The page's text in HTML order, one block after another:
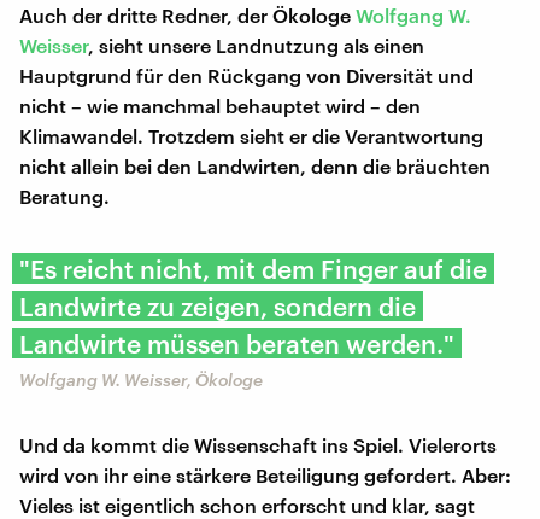
Auch der dritte Redner, der Ökologe Wolfgang W.
Weisser, sieht unsere Landnutzung als einen
Hauptgrund für den Rückgang von Diversität und
nicht – wie manchmal behauptet wird – den
Klimawandel. Trotzdem sieht er die Verantwortung
nicht allein bei den Landwirten, denn die bräuchten
Beratung.
"Es reicht nicht, mit dem Finger auf die
Landwirte zu zeigen, sondern die
Landwirte müssen beraten werden."
Wolfgang W. Weisser, Ökologe
Und da kommt die Wissenschaft ins Spiel. Vielerorts
wird von ihr eine stärkere Beteiligung gefordert. Aber:
Vieles ist eigentlich schon erforscht und klar, sagt